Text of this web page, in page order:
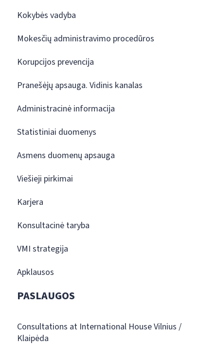
Kokybės vadyba
Mokesčių administravimo procedūros
Korupcijos prevencija
Pranešėjų apsauga. Vidinis kanalas
Administracinė informacija
Statistiniai duomenys
Asmens duomenų apsauga
Viešieji pirkimai
Karjera
Konsultacinė taryba
VMI strategija
Apklausos
PASLAUGOS
Consultations at International House Vilnius /
Klaipėda